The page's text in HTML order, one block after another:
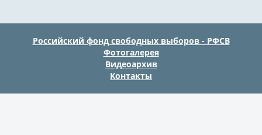
Российский фонд свободных выборов - РФСВ
Фотогалерея
Видеоархив
Контакты